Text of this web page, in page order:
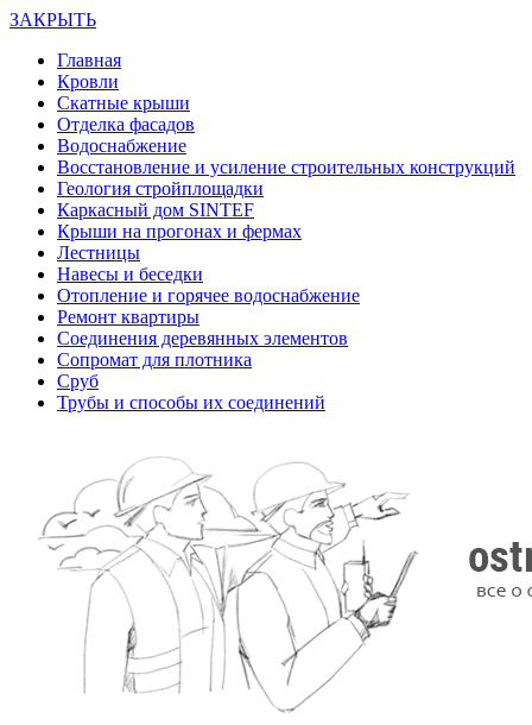
ЗАКРЫТЬ
Главная
Кровли
Скатные крыши
Отделка фасадов
Водоснабжение
Восстановление и усиление строительных конструкций
Геология стройплощадки
Каркасный дом SINTEF
Крыши на прогонах и фермах
Лестницы
Навесы и беседки
Отопление и горячее водоснабжение
Ремонт квартиры
Соединения деревянных элементов
Сопромат для плотника
Сруб
Трубы и способы их соединений